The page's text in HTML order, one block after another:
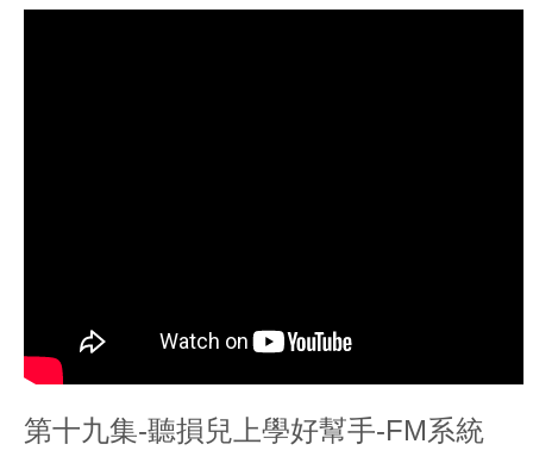
第十九集-聽損兒上學好幫手-FM系統